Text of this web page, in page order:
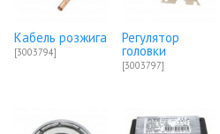
Кабель розжига
[3003794]
Регулятор
головки
[3003797]